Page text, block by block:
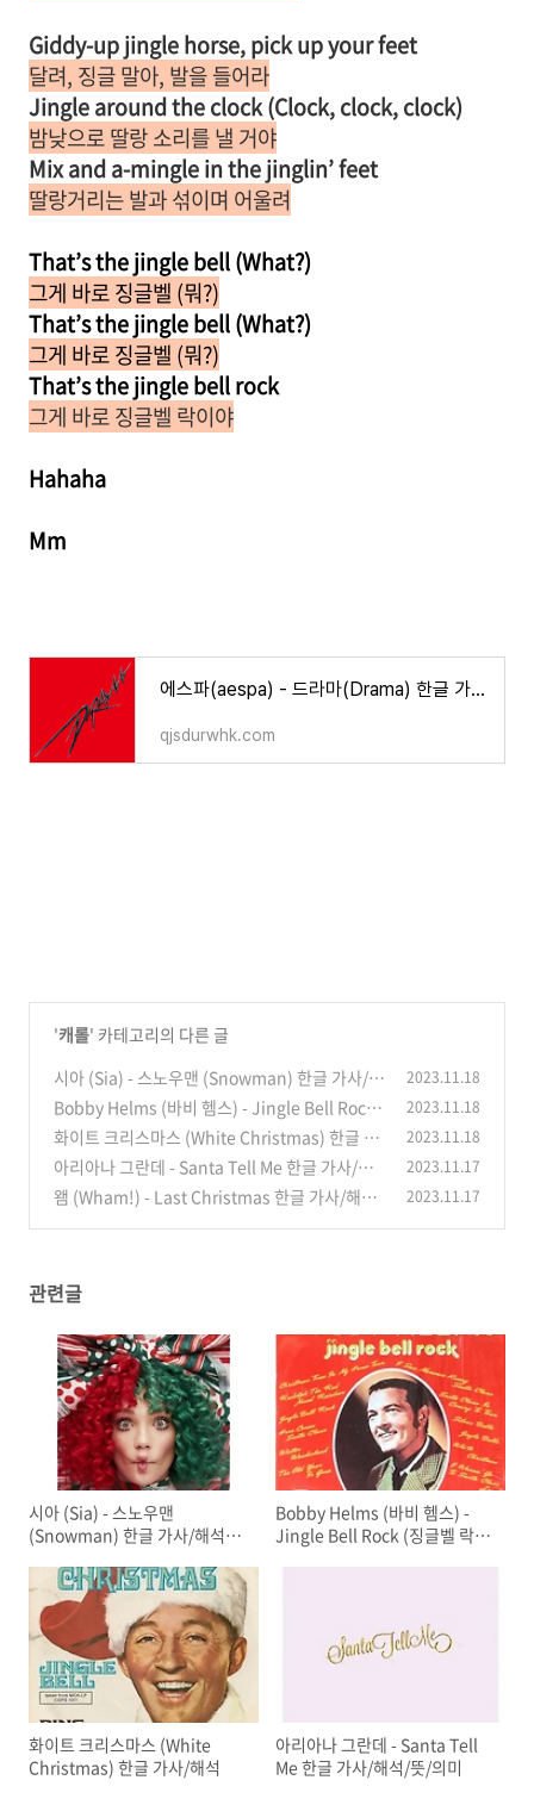
Giddy-up jingle horse, pick up your feet
달려, 징글 말아, 발을 들어라
Jinglе around the clock (Clock, clock, clock)
밤낮으로 딸랑 소리를 낼 거야
Mix and a-mingle in the jinglin’ feet
딸랑거리는 발과 섞이며 어울려
That’s the jingle bell (What?)
그게 바로 징글벨 (뭐?)
That’s the jingle bell (What?)
그게 바로 징글벨 (뭐?)
That’s the jingle bell rock
그게 바로 징글벨 락이야
Hahaha
Mm
에스파(aespa) - 드라마(Drama) 한글 가사/해석/뜻/곡 정보
qjsdurwhk.com
'캐롤' 카테고리의 다른 글
시아 (Sia) - 스노우맨 (Snowman) 한글 가사/해
석/ 캐럴 추천 (1)
2023.11.18
Bobby Helms (바비 헴스) - Jingle Bell Rock
(징글벨 락) 한글 가사/해석
(0)
2023.11.18
화이트 크리스마스 (White Christmas) 한글 가
사/해석
(0)
2023.11.18
아리아나 그란데 - Santa Tell Me 한글 가사/해
석/뜻/의미
(0)
2023.11.17
왬 (Wham!) - Last Christmas 한글 가사/해석/
2023.11.17
관련글
시아 (Sia) - 스노우맨
(Snowman) 한글 가사/해석/
Bobby Helms (바비 헴스) -
Jingle Bell Rock (징글벨 락)
화이트 크리스마스 (White
Christmas) 한글 가사/해석
아리아나 그란데 - Santa Tell
Me 한글 가사/해석/뜻/의미